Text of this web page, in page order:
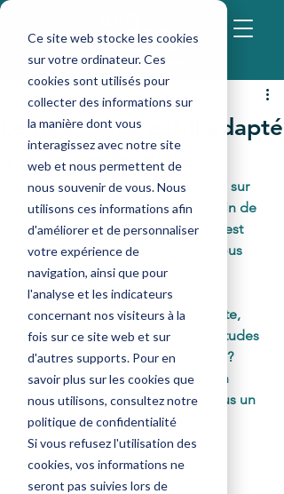
Ce site web stocke les cookies
sur votre ordinateur. Ces
cookies sont utilisés pour
collecter des informations sur
la manière dont vous
interagissez avec notre site
web et nous permettent de
nous souvenir de vous. Nous
utilisons ces informations afin
d'améliorer et de personnaliser
votre expérience de
navigation, ainsi que pour
l'analyse et les indicateurs
concernant nos visiteurs à la
fois sur ce site web et sur
d'autres supports. Pour en
savoir plus sur les cookies que
nous utilisons, consultez notre
politique de confidentialité
Si vous refusez l'utilisation des
cookies, vos informations ne
seront pas suivies lors de
Le flex office est-il adapté
à votre entreprise ?
admin-compta8
30 oct. 2023 4 min de lecture
Si vous vous posez des questions sur
l’organisation en flex office au sein de
vos espaces de travail, cet article est
fait pour vous ! Groupe Global vous
donne les clés pour vous lancer
sereinement dans une nouvelle
organisation qui, sans aucun doute,
changera profondément les habitudes
de travail de vos équipes. Le défi ?
Garder sa propre identité dans un
contexte où nous n’attribuons plus un
poste de travail précis à chaque
employé.